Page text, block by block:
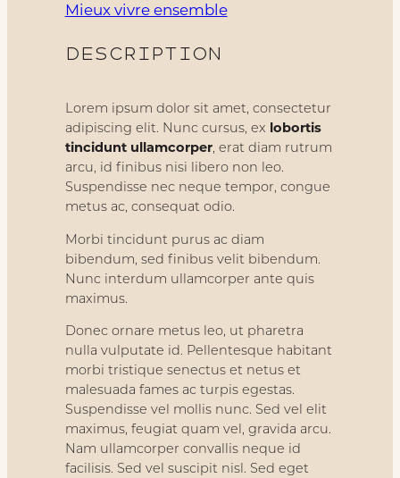
Mieux vivre ensemble
Description
Lorem ipsum dolor sit amet, consectetur
adipiscing elit. Nunc cursus, ex lobortis
tincidunt ullamcorper, erat diam rutrum
arcu, id finibus nisi libero non leo.
Suspendisse nec neque tempor, congue
metus ac, consequat odio.
Morbi tincidunt purus ac diam
bibendum, sed finibus velit bibendum.
Nunc interdum ullamcorper ante quis
maximus.
Donec ornare metus leo, ut pharetra
nulla vulputate id. Pellentesque habitant
morbi tristique senectus et netus et
malesuada fames ac turpis egestas.
Suspendisse vel mollis nunc. Sed vel elit
maximus, feugiat quam vel, gravida arcu.
Nam ullamcorper convallis neque id
facilisis. Sed vel suscipit nisl. Sed eget